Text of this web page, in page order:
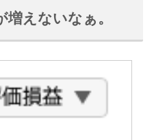
えないなぁ。